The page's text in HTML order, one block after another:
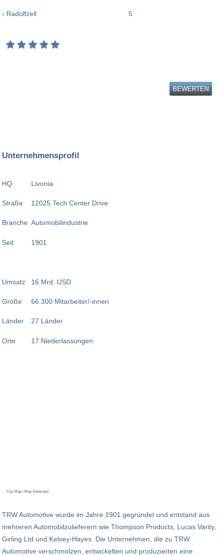
› Radolfzell 5
BEWERTEN
Unternehmensprofil
HQ
Straße
Branche
Seit
Umsatz
Größe
Länder
Orte
Livonia
12025 Tech Center Drive
Automobilindustrie
1901
16 Mrd. USD
66.300 Mitarbeiter/-innen
27 Länder
17 Niederlassungen
City Map / Map Generator
TRW Automotive wurde im Jahre 1901 gegründet und entstand aus
mehreren Automobilzulieferern wie Thompson Products, Lucas Varity,
Girling Ltd und Kelsey-Hayes. Die Unternehmen, die zu TRW
Automotive verschmolzen, entwickelten und produzierten eine